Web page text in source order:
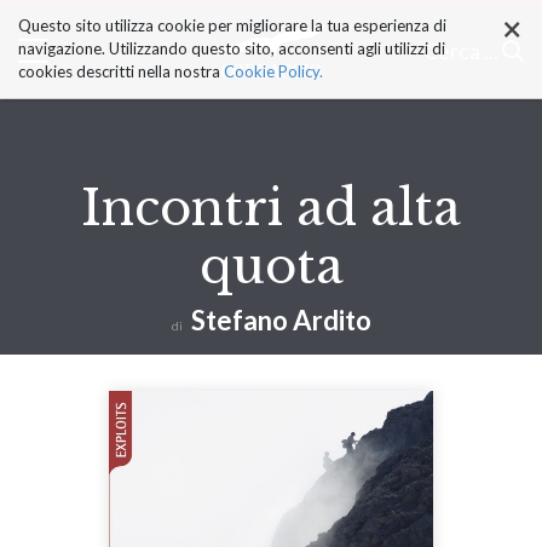
ai
contenuti.
|
Salta
Cerca ... ×
Questo sito utilizza cookie per migliorare la tua esperienza di
navigazione. Utilizzando questo sito, acconsenti agli utilizzi di
cookies descritti nella nostra Cookie Policy.
Incontri ad alta
quota
di Stefano Ardito